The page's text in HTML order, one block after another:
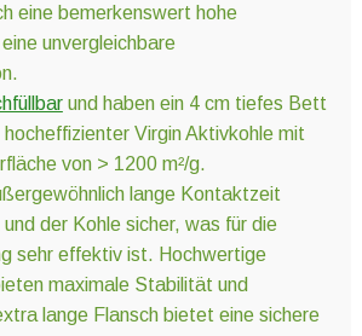
eine bemerkenswert hohe
eine unvergleichbare
und haben ein 4 cm tiefes Bett
Virgin Aktivkohle mit
von > 1200 m²/g.
lange Kontaktzeit
der Kohle sicher, was für die
sehr effektiv ist. Hochwertige
maximale Stabilität und
lange Flansch bietet eine sichere